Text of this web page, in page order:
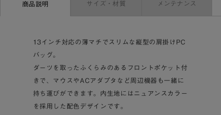
商品説明 サイズ・材質 メンテナンス
13インチ対応の薄マチでスリムな縦型の肩掛けPC
バッグ。
ダーツを取ったふくらみのあるフロントポケット付
きで、マウスやACアダプタなど周辺機器も一緒に
持ち運びができます。内生地にはニュアンスカラー
を採用した配色デザインです。